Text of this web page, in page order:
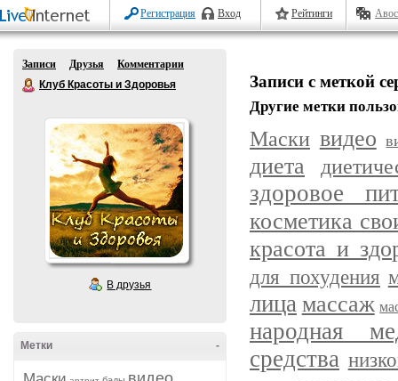
Регистрация Вход Рейтинги
Записи Друзья
Комментарии
Клуб Красоты и Здоровья
В друзья
-
Метки
Записи с меткой
Другие метки
Маски видео
диета
здоровое
косметика
красота и
для похудения
лица массаж
народная
средства